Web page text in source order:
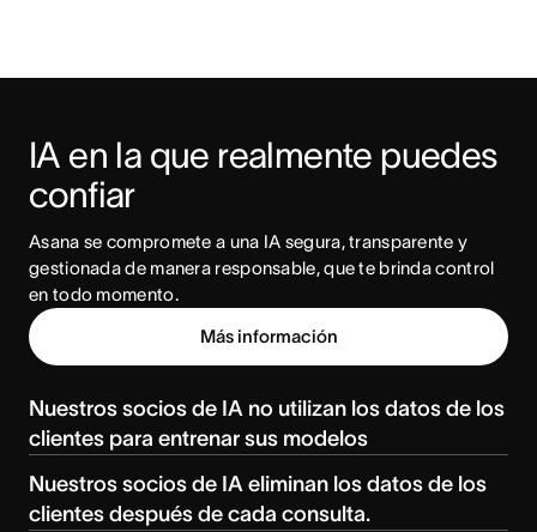
IA en la que realmente puedes
confiar
Asana se compromete a una IA segura, transparente y
gestionada de manera responsable, que te brinda control
en todo momento.
Más información
Nuestros socios de IA no utilizan los datos de los
clientes para entrenar sus modelos
Nuestros socios de IA eliminan los datos de los
clientes después de cada consulta.